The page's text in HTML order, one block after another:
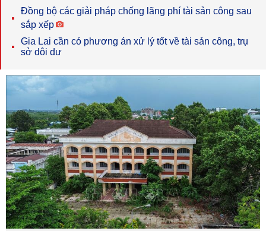
Đồng bộ các giải pháp chống lãng phí tài sản công sau
sắp xếp
Gia Lai cần có phương án xử lý tốt về tài sản công, trụ
sở dôi dư